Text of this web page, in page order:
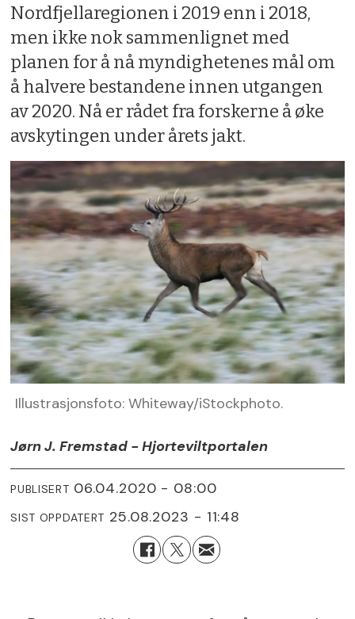
Nordfjellaregionen i 2019 enn i 2018,
men ikke nok sammenlignet med
planen for å nå myndighetenes mål om
å halvere bestandene innen utgangen
av 2020. Nå er rådet fra forskerne å øke
avskytingen under årets jakt.
Illustrasjonsfoto: Whiteway/iStockphoto.
Jørn J. Fremstad - Hjorteviltportalen
PUBLISERT 06.04.2020 - 08:00
SIST OPPDATERT 25.08.2023 - 11:48